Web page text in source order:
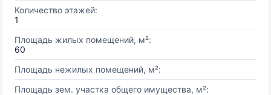
Количество этажей:
1
Площадь жилых помещений, м²:
60
Площадь нежилых помещений, м²:
Площадь зем. участка общего имущества, м²: